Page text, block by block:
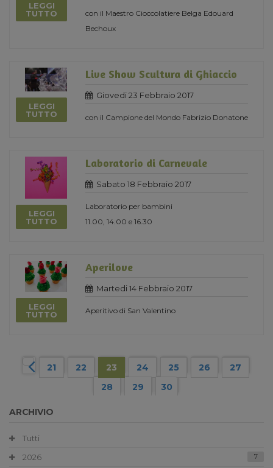
LEGGI
TUTTO
con il Maestro Cioccolatiere Belga Edouard
Bechoux
LEGGI
TUTTO
Live Show Scultura di Ghiaccio
Giovedi 23 Febbraio 2017
con il Campione del Mondo Fabrizio Donatone
LEGGI
TUTTO
Laboratorio di Carnevale
Sabato 18 Febbraio 2017
Laboratorio per bambini
11.00, 14.00 e 16.30
LEGGI
TUTTO
Aperilove
Martedi 14 Febbraio 2017
Aperitivo di San Valentino
21 22 23 24 25 26
27
28
29 30
ARCHIVIO
Tutti
2026
7